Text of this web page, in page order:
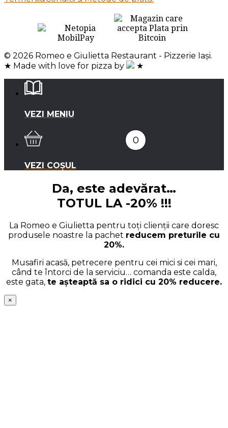
© 2026 Romeo e Giulietta Restaurant - Pizzerie Iași.
★ Made with love for pizza by
★
VEZI MENIU
0
VEZI COȘUL
Da, este adevărat…
TOTUL LA -20% !!!
La Romeo e Giulietta pentru toți clienții care doresc
produsele noastre la pachet reducem preturile cu
20%.
Musafiri acasă, petrecere pentru cei mici si cei mari,
când te întorci de la serviciu… comanda este calda,
este gata, te așteaptă sa o ridici cu 20% reducere.
×